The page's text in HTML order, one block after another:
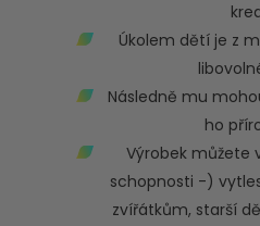
Úkolem dětí je z
Následně mu
ho
Výrobek můžete
schopnosti -)
zvířátkům, starší